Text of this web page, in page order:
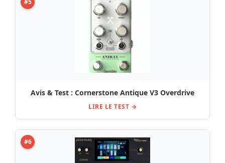
#5
Avis & Test : Cornerstone Antique V3 Overdrive
LIRE LE TEST →
#6